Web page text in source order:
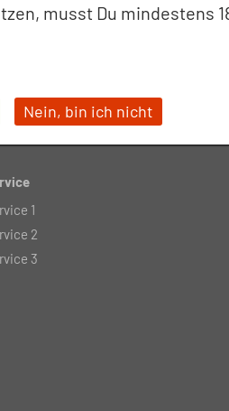
musst Du mindestens
Nein, bin ich nicht
und öffentliche
1
2
3